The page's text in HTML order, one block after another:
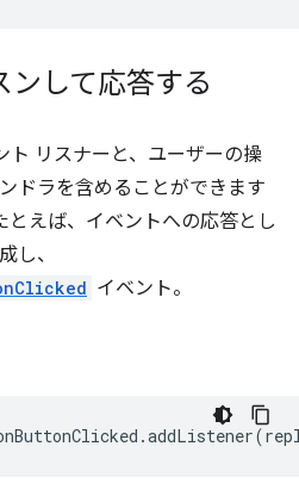
ンして応答する
ト リスナーと、ユーザーの操
ドラを含めることができます
とえば、イベントへの応答とし
し、
イベント。
.addListener(